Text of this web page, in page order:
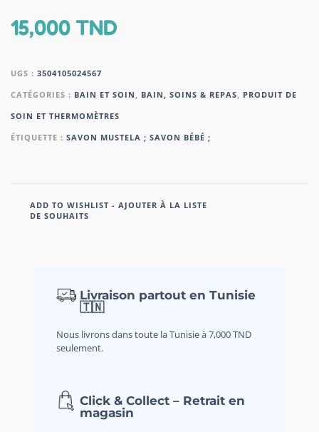
15,000TND
UGS : 3504105024567
CATÉGORIES : BAIN ET SOIN BAIN, SOINS & REPAS
PRODUIT DE
SOIN ET THERMOMÈTRES
ÉTIQUETTE : SAVON MUSTELA ; SAVON BÉBÉ ;
ADD TO WISHLIST - AJOUTER À LA LISTE
DE SOUHAITS
Livraison partout en Tunisie
🇹🇳
Nous livrons dans toute la Tunisie à 7,000 TND
seulement.
Click & Collect – Retrait en
magasin